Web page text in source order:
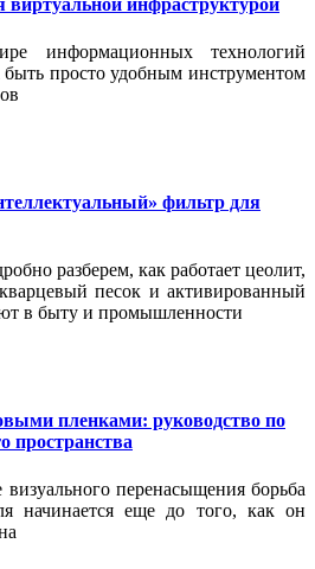
виртуальной инфраструктурой
информационных технологий
быть просто удобным инструментом
фильтр для
разберем, как работает цеолит,
песок и активированный
в быту и промышленности
пленками: руководство по
пространства
перенасыщения борьба
начинается еще до того, как он